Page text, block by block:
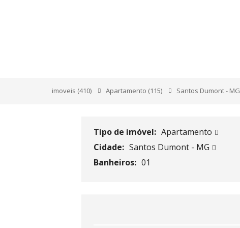
imoveis (410) Apartamento (115) Santos Dumont - MG
Tipo de imóvel: Apartamento
Cidade: Santos Dumont - MG
Banheiros: 01